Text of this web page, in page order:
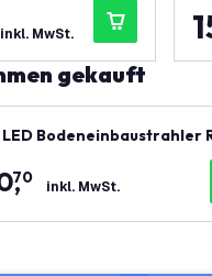
inkl. MwSt.
gekauft
LED Bodeneinbaustrahler
– GU10 – Edelstahl –
,
70 inkl. MwSt.